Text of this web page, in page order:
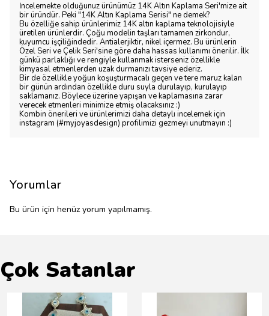
İncelemekte olduğunuz ürünümüz 14K Altın Kaplama Seri'mize ait
bir üründür. Peki "14K Altın Kaplama Serisi" ne demek?
Bu özelliğe sahip ürünlerimiz 14K altın kaplama teknolojisiyle
üretilen ürünlerdir. Çoğu modelin taşları tamamen zirkondur,
kuyumcu işçiliğindedir. Antialerjiktir, nikel içermez. Bu ürünlerin
Özel Seri ve Çelik Seri'sine göre daha hassas kullanımı önerilir. İlk
günkü parlaklığı ve rengiyle kullanmak isterseniz özellikle
kimyasal etmenlerden uzak durmanızı tavsiye ederiz.
Bir de özellikle yoğun koşuşturmacalı geçen ve tere maruz kalan
bir günün ardından özellikle duru suyla durulayıp, kurulayıp
saklamanız. Böylece üzerine yapışan ve kaplamasına zarar
verecek etmenleri minimize etmiş olacaksınız :)
Kombin önerileri ve ürünlerimizi daha detaylı incelemek için
instagram (#myjoyasdesign) profilimizi gezmeyi unutmayın :)
Yorumlar
Bu ürün için henüz yorum yapılmamış.
Çok Satanlar